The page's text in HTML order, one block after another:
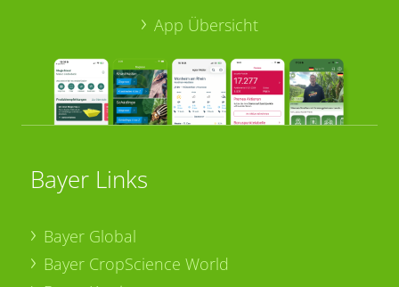
App Übersicht
Bayer Links
Bayer Global
Bayer CropScience World